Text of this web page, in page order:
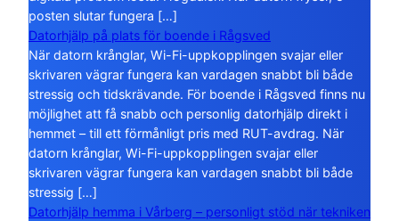
posten slutar fungera […]
Datorhjälp på plats för boende i Rågsved
När datorn krånglar, Wi-Fi-uppkopplingen svajar eller
skrivaren vägrar fungera kan vardagen snabbt bli både
stressig och tidskrävande. För boende i Rågsved finns nu
möjlighet att få snabb och personlig datorhjälp direkt i
hemmet – till ett förmånligt pris med RUT-avdrag. När
datorn krånglar, Wi-Fi-uppkopplingen svajar eller
skrivaren vägrar fungera kan vardagen snabbt bli både
stressig […]
Datorhjälp hemma i Vårberg – personligt stöd när tekniken